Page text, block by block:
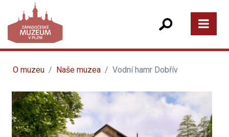
O muzeu Naše muzea Vodní hamr Dobřív